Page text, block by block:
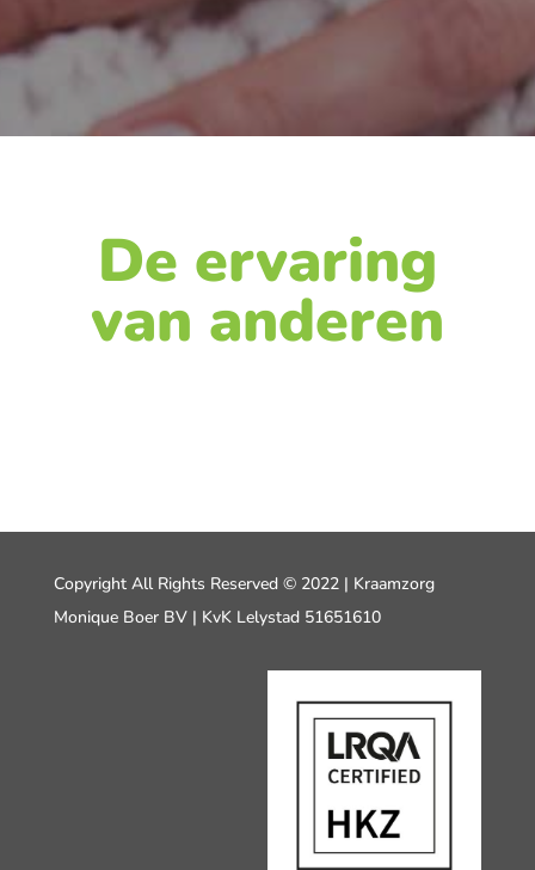
De ervaring
van anderen
Copyright All Rights Reserved © 2022 | Kraamzorg
Monique Boer BV | KvK Lelystad 51651610